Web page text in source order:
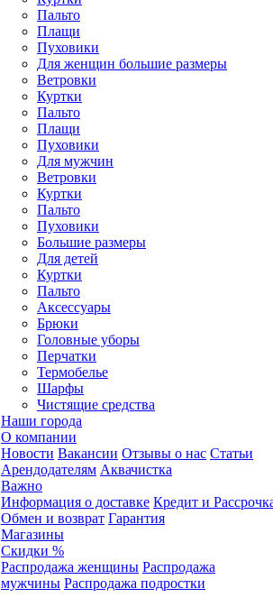
Пальто
Плащи
Пуховики
Для женщин большие размеры
Ветровки
Куртки
Пальто
Плащи
Пуховики
Для мужчин
Ветровки
Куртки
Пальто
Пуховики
Большие размеры
Для детей
Куртки
Пальто
Аксессуары
Брюки
Головные уборы
Перчатки
Термобелье
Шарфы
Чистящие средства
Наши города
О компании
Новости Вакансии Отзывы о нас Статьи
Арендодателям Аквачистка
Важно
Информация о доставке Кредит и
Обмен и возврат Гарантия
Магазины
Скидки %
Распродажа женщины Распродажа
мужчины Распродажа подростки